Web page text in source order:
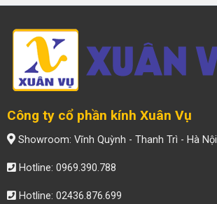
Công ty cổ phần kính Xuân Vụ
Showroom: Vĩnh Quỳnh - Thanh Trì - Hà Nội
Hotline: 0969.390.788
Hotline: 02436.876.699